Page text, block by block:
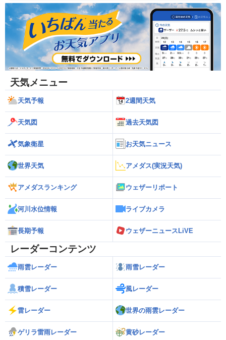
天気メニュー
天気予報 2週間天気
天気図 過去天気図
気象衛星 お天気ニュース
世界天気 アメダス(実況天気)
アメダスランキング ウェザーリポート
河川水位情報 ライブカメラ
長期予報 ウェザーニュースLiVE
レーダーコンテンツ
雨雲レーダー 雨雪レーダー
積雪レーダー 風レーダー
雷レーダー 世界の雨雲レーダー
ゲリラ雷雨レーダー 黄砂レーダー